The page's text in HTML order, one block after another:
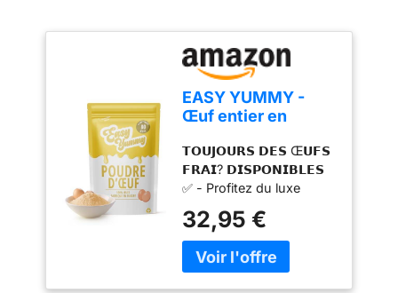
EASY YUMMY -
Œuf entier en
cuisine (1kg), 100%
d'œuf en poudre
𝗧𝗢𝗨𝗝𝗢𝗨𝗥𝗦 𝗗𝗘𝗦 Œ𝗨𝗙𝗦
𝗙𝗥𝗔𝗜? 𝗗𝗜𝗦𝗣𝗢𝗡𝗜𝗕𝗟𝗘𝗦
✅ - Profitez du luxe
œufs frais à portée de
main à tout moment.
Notre poudre d'œufs
32,95 €